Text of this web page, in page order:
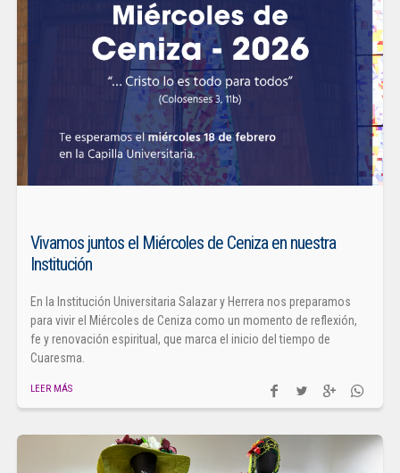
Vivamos juntos el Miércoles de Ceniza en nuestra
Institución
En la Institución Universitaria Salazar y Herrera nos preparamos
para vivir el Miércoles de Ceniza como un momento de reflexión,
fe y renovación espiritual, que marca el inicio del tiempo de
Cuaresma.
LEER MÁS